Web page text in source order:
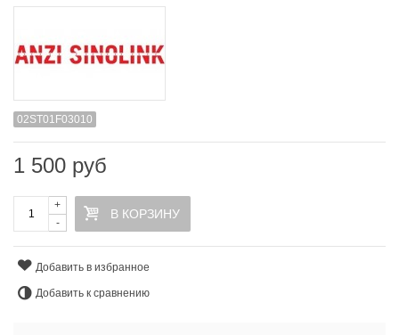
02ST01F03010
1 500 руб
-
+
В КОРЗИНУ
Добавить в избранное
Добавить к сравнению